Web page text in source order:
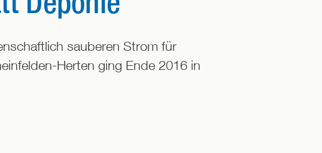
sauberen Strom für
Herten ging Ende 2016 in